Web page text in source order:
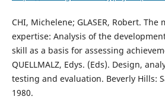
CHI, Michelene; GLASER, Robert. The
expertise: Analysis of the
skill as a basis for assessing
QUELLMALZ, Edys. (Eds). Design,
testing and evaluation. Beverly Hills:
1980.